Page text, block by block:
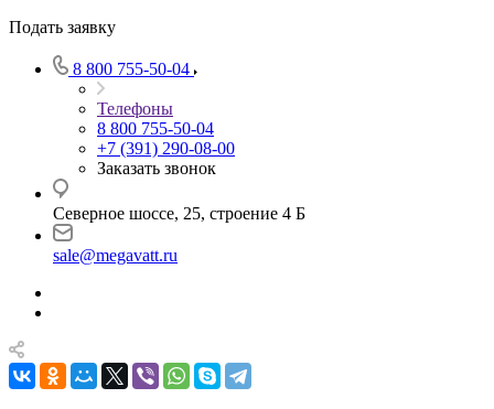
Подать заявку
8 800 755-50-04
Телефоны
8 800 755-50-04
+7 (391) 290-08-00
Заказать звонок
Северное шоссе, 25, строение 4 Б
sale@megavatt.ru